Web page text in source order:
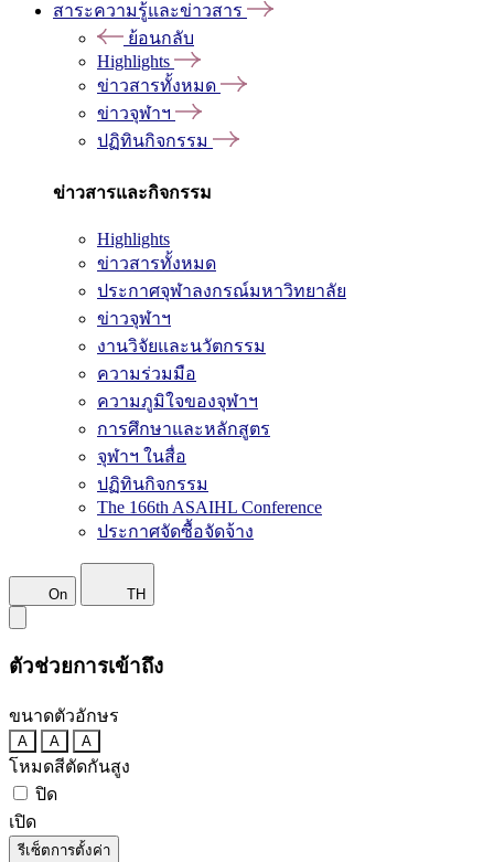
สาระความรู้และข่าวสาร
ย้อนกลับ
Highlights
ข่าวสารทั้งหมด
ข่าวจุฬาฯ
ปฏิทินกิจกรรม
ข่าวสารและกิจกรรม
Highlights
ข่าวสารทั้งหมด
ประกาศจุฬาลงกรณ์มหาวิทยาลัย
ข่าวจุฬาฯ
งานวิจัยและนวัตกรรม
ความร่วมมือ
ความภูมิใจของจุฬาฯ
การศึกษาและหลักสูตร
จุฬาฯ ในสื่อ
ปฏิทินกิจกรรม
The 166th ASAIHL Conference
ประกาศจัดซื้อจัดจ้าง
On TH
ตัวช่วยการเข้าถึง
ขนาดตัวอักษร
A A A
โหมดสีตัดกันสูง
ปิด
เปิด
รีเซ็ตการตั้งค่า